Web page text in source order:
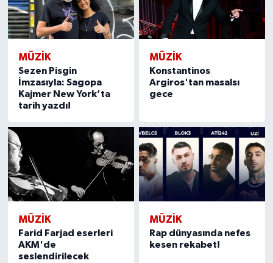
MÜZİK
Sezen Pisgin
İmzasıyla: Sagopa
Kajmer New York’ta
tarih yazdı!
MÜZİK
Konstantinos
Argiros'tan masalsı
gece
MÜZİK
Farid Farjad eserleri
AKM'de
seslendirilecek
MÜZİK
Rap dünyasında nefes
kesen rekabet!